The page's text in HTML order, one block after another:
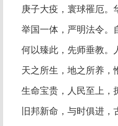
庚子大疫，寰球罹厄。
举国一体，严明法令。
何以臻此，先师垂教。
天之所生，地之所养，
生命宝贵，人民至上，
旧邦新命，与时俱进，